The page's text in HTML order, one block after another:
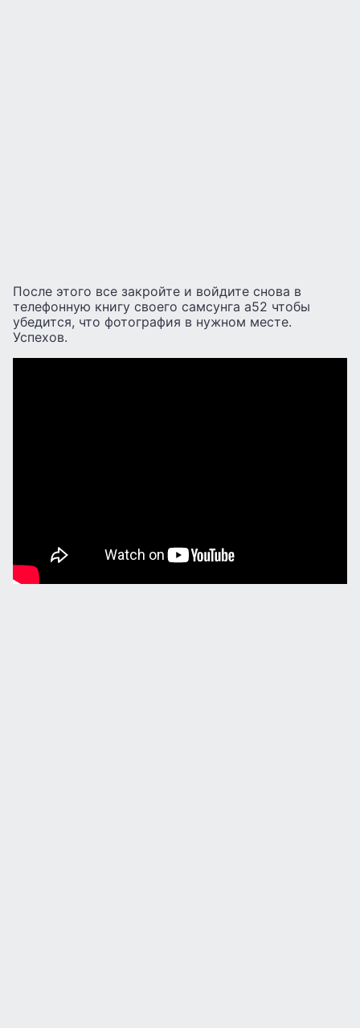
После этого все закройте и войдите снова в
телефонную книгу своего самсунга а52 чтобы
убедится, что фотография в нужном месте.
Успехов.